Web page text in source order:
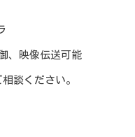
、映像伝送可能
談ください。